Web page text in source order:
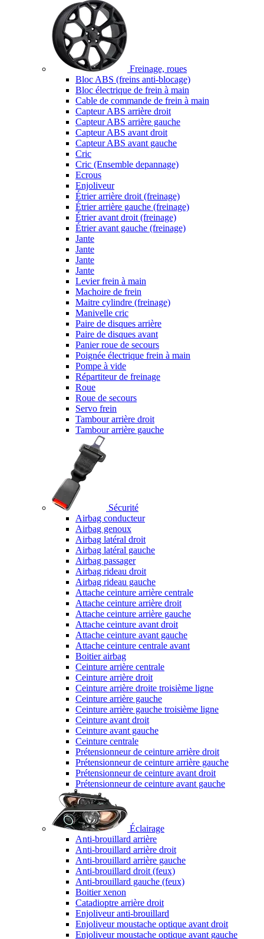
Freinage, roues
Bloc ABS (freins anti-blocage)
Bloc électrique de frein à main
Cable de commande de frein à main
Capteur ABS arrière droit
Capteur ABS arrière gauche
Capteur ABS avant droit
Capteur ABS avant gauche
Cric
Cric (Ensemble depannage)
Ecrous
Enjoliveur
Étrier arrière droit (freinage)
Étrier arrière gauche (freinage)
Étrier avant droit (freinage)
Étrier avant gauche (freinage)
Jante
Jante
Jante
Jante
Levier frein à main
Machoire de frein
Maitre cylindre (freinage)
Manivelle cric
Paire de disques arrière
Paire de disques avant
Panier roue de secours
Poignée électrique frein à main
Pompe à vide
Répartiteur de freinage
Roue
Roue de secours
Servo frein
Tambour arrière droit
Tambour arrière gauche
Sécurité
Airbag conducteur
Airbag genoux
Airbag latéral droit
Airbag latéral gauche
Airbag passager
Airbag rideau droit
Airbag rideau gauche
Attache ceinture arrière centrale
Attache ceinture arrière droit
Attache ceinture arrière gauche
Attache ceinture avant droit
Attache ceinture avant gauche
Attache ceinture centrale avant
Boitier airbag
Ceinture arrière centrale
Ceinture arrière droit
Ceinture arrière droite troisième ligne
Ceinture arrière gauche
Ceinture arrière gauche troisième ligne
Ceinture avant droit
Ceinture avant gauche
Ceinture centrale
Prétensionneur de ceinture arrière droit
Prétensionneur de ceinture arrière gauche
Prétensionneur de ceinture avant droit
Prétensionneur de ceinture avant gauche
Éclairage
Anti-brouillard arrière
Anti-brouillard arrière droit
Anti-brouillard arrière gauche
Anti-brouillard droit (feux)
Anti-brouillard gauche (feux)
Boitier xenon
Catadioptre arrière droit
Enjoliveur anti-brouillard
Enjoliveur moustache optique avant droit
Enjoliveur moustache optique avant gauche